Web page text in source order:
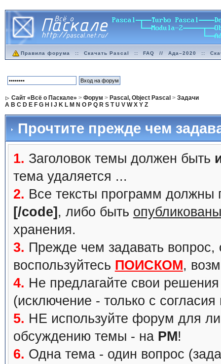
Правила форума :: Скачать Pascal :: FAQ // Ада–2020 ::
Сайт «Всё о Паскале» > Форум > Pascal, Object Pascal > Задачи
A B C D E F G H J K L M N O P Q R S T U V W X Y Z
Прочтите прежде чем
1. Заголовок темы должен быть
тема удаляется ...
2. Все тексты программ должны
[/code] , либо быть
хранения.
3. Прежде чем задавать вопрос,
воспользуйтесь ПОИСКОМ,
4. Не предлагайте свои
(исключение - только с
5. НЕ используйте форум для
обсуждению темы - на PM!
6. Одна тема - один вопрос